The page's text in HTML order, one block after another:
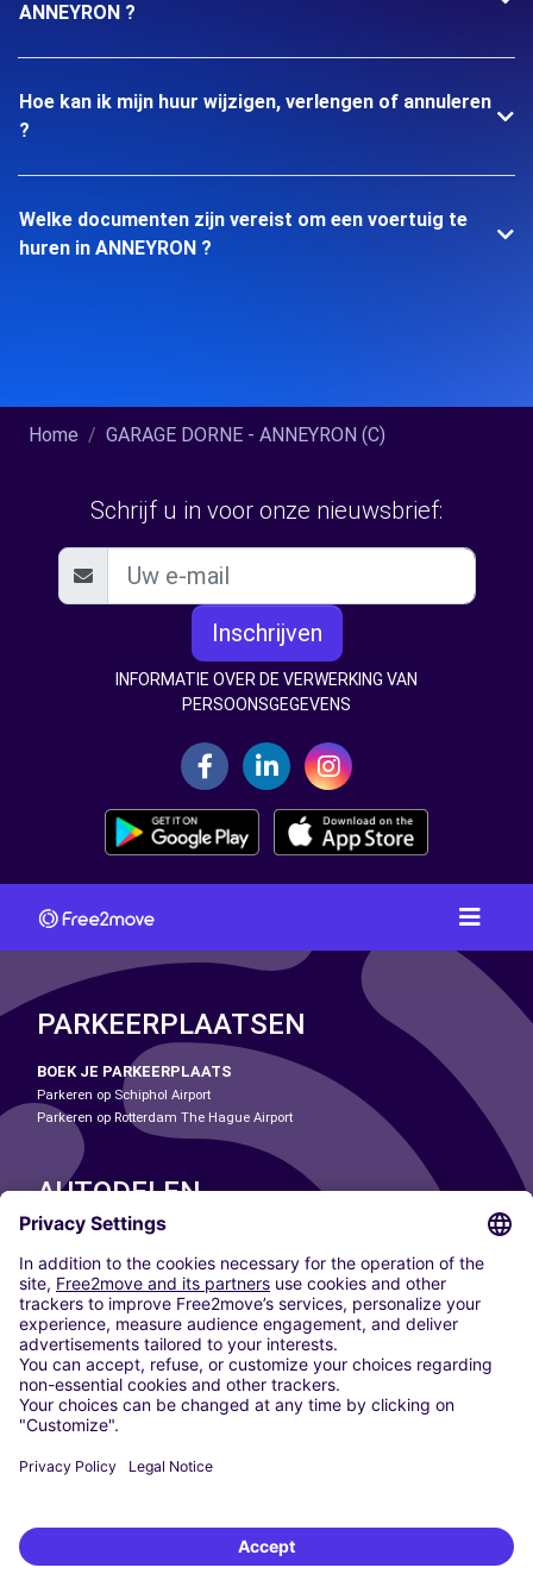
ANNEYRON ?
Hoe kan ik mijn huur wijzigen, verlengen of annuleren
?
Welke documenten zijn vereist om een voertuig te
huren in ANNEYRON ?
Home GARAGE DORNE - ANNEYRON (C)
Schrijf u in voor onze nieuwsbrief:
Inschrijven
INFORMATIE OVER DE VERWERKING VAN
PERSOONSGEGEVENS
PARKEERPLAATSEN
BOEK JE PARKEERPLAATS
Parkeren op Schiphol Airport
Parkeren op Rotterdam The Hague Airport
AUTODELEN
ONZE STEDEN
Paris
Madrid
Washington DC
Milaan
Rome
Turijn
Wenen
Berlijn
Düsseldorf